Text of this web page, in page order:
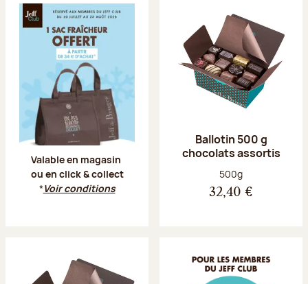
Valable en magasin
ou en click & collect
*Voir conditions
Ballotin 500 g
chocolats assortis
Poids net :
500g
32,40 €